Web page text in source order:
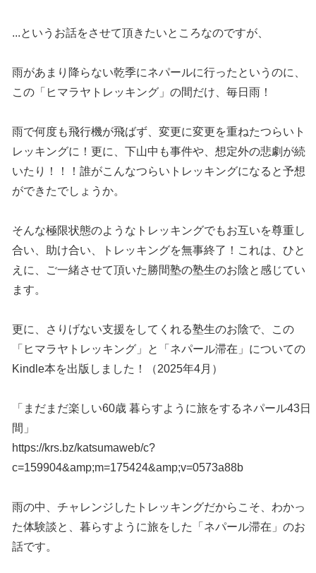
...というお話をさせて頂きたいところなのですが、
雨があまり降らない乾季にネパールに行ったというのに、
この「ヒマラヤトレッキング」の間だけ、毎日雨！
雨で何度も飛行機が飛ばず、変更に変更を重ねたつらいト
レッキングに！更に、下山中も事件や、想定外の悲劇が続
いたり！！！誰がこんなつらいトレッキングになると予想
ができたでしょうか。
そんな極限状態のようなトレッキングでもお互いを尊重し
合い、助け合い、トレッキングを無事終了！これは、ひと
えに、ご一緒させて頂いた勝間塾の塾生のお陰と感じてい
ます。
更に、さりげない支援をしてくれる塾生のお陰で、この
「ヒマラヤトレッキング」と「ネパール滞在」についての
Kindle本を出版しました！（2025年4月）
「まだまだ楽しい60歳 暮らすように旅をするネパール43日
間」
https://krs.bz/katsumaweb/c?
c=159904&amp;m=175424&amp;v=0573a88b
雨の中、チャレンジしたトレッキングだからこそ、わかっ
た体験談と、暮らすように旅をした「ネパール滞在」のお
話です。